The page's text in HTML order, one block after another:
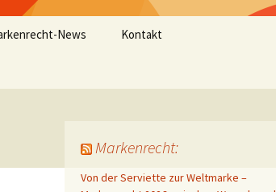
News Kontakt
Markenrecht:
Von der Serviette zur Weltmarke –